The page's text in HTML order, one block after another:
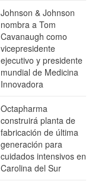
Johnson & Johnson
nombra a Tom
Cavanaugh como
vicepresidente
ejecutivo y presidente
mundial de Medicina
Innovadora
Octapharma
construirá planta de
fabricación de última
generación para
cuidados intensivos en
Carolina del Sur